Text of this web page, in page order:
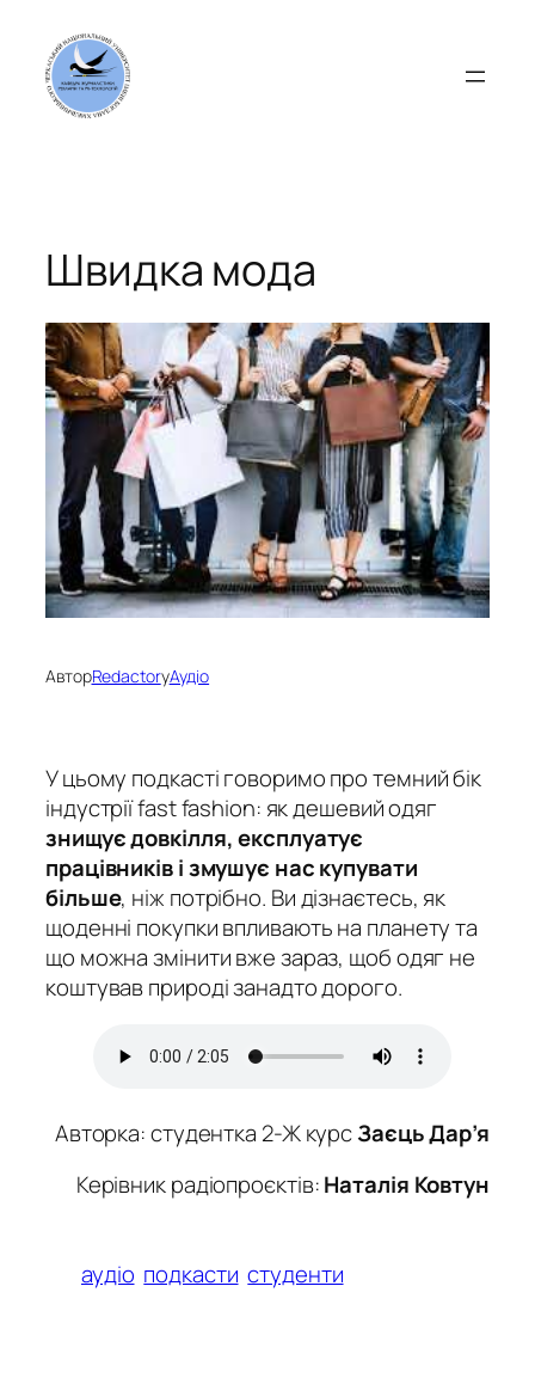
вмісту
Швидка мода
АвторRedactorуАудіо
У цьому подкасті говоримо протемний бік
індустрії fast fashion: як дешевий одяг
знищує довкілля, експлуатує
працівників і змушує нас купувати
більше, ніж потрібно. Ви дізнаєтесь, як
щоденні покупки впливають на планету та
що можна змінити вже зараз, щоб одяг не
коштував природі занадто дорого.
Авторка: студентка 2-Ж курсЗаєць Дар’я
Керівник радіопроєктів:Наталія Ковтун
аудіо подкасти студенти